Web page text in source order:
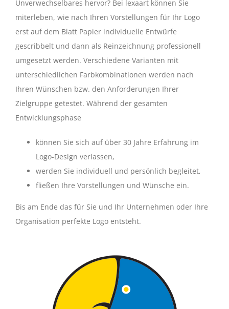
Unverwechselbares hervor? Bei lexaart können Sie
miterleben, wie nach Ihren Vorstellungen für Ihr Logo
erst auf dem Blatt Papier individuelle Entwürfe
gescribbelt und dann als Reinzeichnung professionell
umgesetzt werden. Verschiedene Varianten mit
unterschiedlichen Farbkombinationen werden nach
Ihren Wünschen bzw. den Anforderungen Ihrer
Zielgruppe getestet. Während der gesamten
Entwicklungsphase
können Sie sich auf über 30 Jahre Erfahrung im
Logo-Design verlassen,
werden Sie individuell und persönlich begleitet,
fließen Ihre Vorstellungen und Wünsche ein.
Bis am Ende das für Sie und Ihr Unternehmen oder Ihre
Organisation perfekte Logo entsteht.